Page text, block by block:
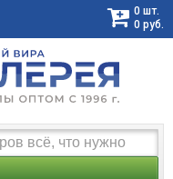
0 шт.
0 руб.